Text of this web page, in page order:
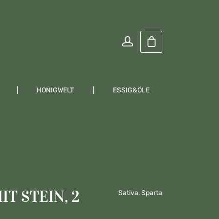
Warenkorb
HONIGWELT ESSIG&ÖLE
STEIN, 2 Sativa, Sparta